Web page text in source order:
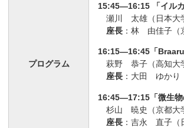
プログラム
15:45—16:15 「イル
瀬川 太雄（日本大
座長 ：林 由佳子（
16:15—16:45「
萩野 恭子（高知大
座長 ：大田 ゆかり
16:45—17:15「微生物
杉山 暁史（京都大
座長 ：吉永 直子（